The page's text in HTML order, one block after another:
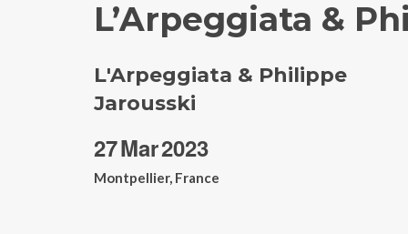
L’Arpeggiata &
L'Arpeggiata & Philippe
Jarousski
27Mar2023
Montpellier, France